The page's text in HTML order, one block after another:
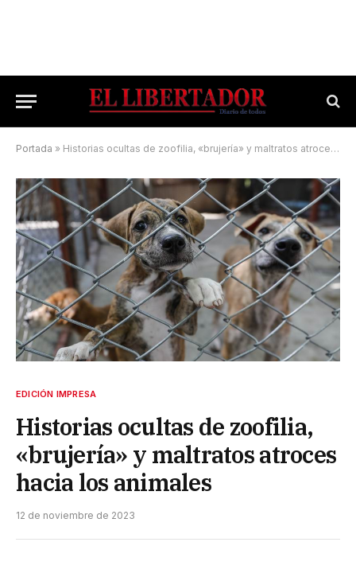
Portada » Historias ocultas de zoofilia, «brujería» y maltratos atroces hacia los animales
EDICIÓN IMPRESA
Historias ocultas de zoofilia,
«brujería» y maltratos atroces
hacia los animales
12 de noviembre de 2023